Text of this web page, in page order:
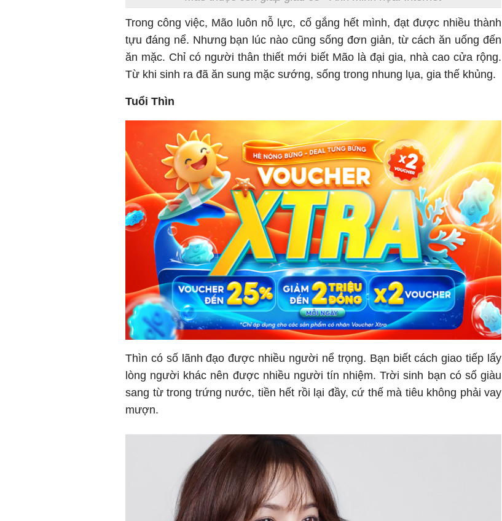
Trong công việc, Mão luôn nỗ lực, cố gắng hết mình, đạt được nhiều thành
tựu đáng nể. Nhưng bạn lúc nào cũng sống đơn giản, từ cách ăn uống đến
ăn mặc. Chỉ có người thân thiết mới biết Mão là đại gia, nhà cao cửa rộng.
Từ khi sinh ra đã ăn sung mặc sướng, sống trong nhung lụa, gia thế khủng.
Tuổi Thìn
Thìn có số lãnh đạo được nhiều người nể trọng. Bạn biết cách giao tiếp lấy
lòng người khác nên được nhiều người tín nhiệm. Trời sinh bạn có số giàu
sang từ trong trứng nước, tiền hết rồi lại đầy, cứ thế mà tiêu không phải vay
mượn.